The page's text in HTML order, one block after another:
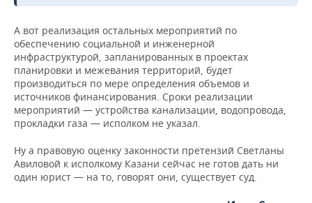
А вот реализация остальных мероприятий по
обеспечению социальной и инженерной
инфраструктурой, запланированных в проектах
планировки и межевания территорий, будет
производиться по мере определения объемов и
источников финансирования. Сроки реализации
мероприятий — устройства канализации, водопровода,
прокладки газа — исполком не указал.
Ну а правовую оценку законности претензий Светланы
Авиловой к исполкому Казани сейчас не готов дать ни
один юрист — на то, говорят они, существует суд.